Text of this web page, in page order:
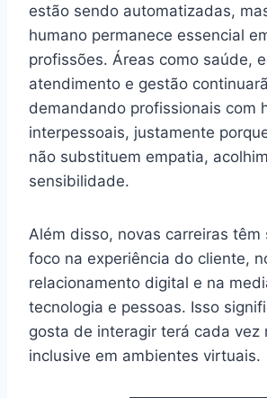
estão sendo automatizadas,
humano permanece essencial
profissões. Áreas como saúde,
atendimento e gestão
demandando profissionais com
interpessoais, justamente
não substituem empatia,
sensibilidade.
Além disso, novas carreiras têm
foco na experiência do cliente,
relacionamento digital e na
tecnologia e pessoas. Isso
gosta de interagir terá cada vez
inclusive em ambientes virtuais.